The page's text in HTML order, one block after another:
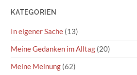
KATEGORIEN
In eigener Sache (13)
Meine Gedanken im Alltag (20)
Meine Meinung (62)